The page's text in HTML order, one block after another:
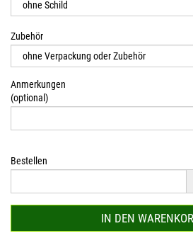
Zubehör
Anmerkungen
(optional)
Bestellen
IN DEN